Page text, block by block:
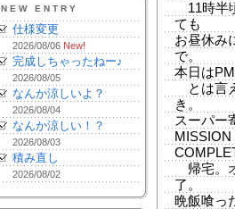
NEW ENTRY
仕様変更
2026/08/06 New!
完成しちゃったねー♪
2026/08/05
なんか涼しいよ？
2026/08/04
なんか涼しい！？
2026/08/03
積み直し
2026/08/02
11時半
ても
お昼休み
で。
本日は
とは言
き。
スーパー
MISSION
帰宅。
了。
晩飯喰っ